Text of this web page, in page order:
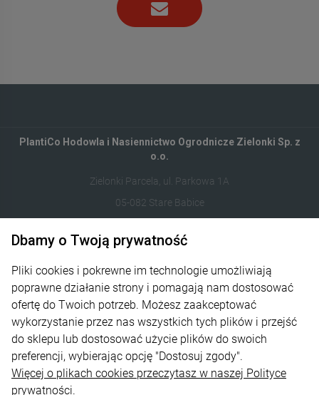
PlantiCo Hodowla i Nasiennictwo Ogrodnicze Zielonki Sp. z
o.o.
Zielonki Parcela, ul. Parkowa 1A
05-082 Stare Babice
122821412
Informacje
Obsługa zamówień
O nas
Dbamy o Twoją prywatność
Pliki cookies i pokrewne im technologie umożliwiają
poprawne działanie strony i pomagają nam dostosować
ofertę do Twoich potrzeb. Możesz zaakceptować
wykorzystanie przez nas wszystkich tych plików i przejść
do sklepu lub dostosować użycie plików do swoich
preferencji, wybierając opcję "Dostosuj zgody".
Więcej o plikach cookies przeczytasz w naszej Polityce
prywatności.